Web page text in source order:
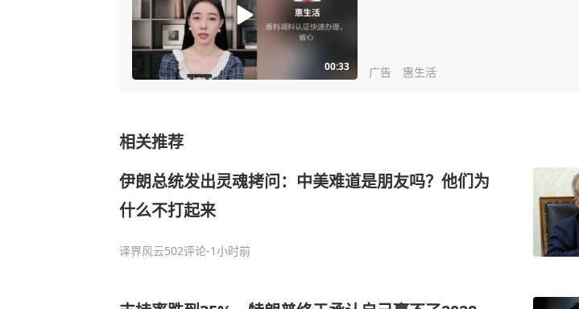
00:33 广告 惠生活
相关推荐
伊朗总统发出灵魂拷问：中美难道是朋友吗？他们为
什么不打起来
译界风云502评论-1小时前